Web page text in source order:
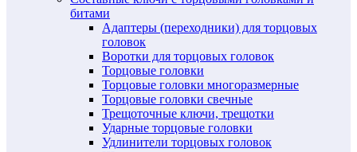
битами
Адаптеры (переходники) для торцовых
головок
Воротки для торцовых головок
Торцовые головки
Торцовые головки многоразмерные
Торцовые головки свечные
Трещоточные ключи, трещотки
Ударные торцовые головки
Удлинители торцовых головок